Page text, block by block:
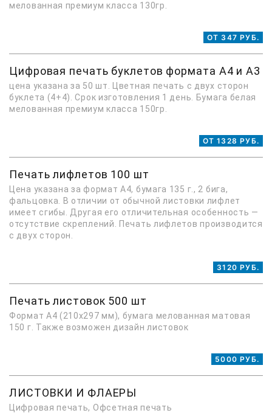
мелованная премиум класса 130гр.
ОТ 347 РУБ.
Цифровая печать буклетов формата А4 и А3
цена указана за 50 шт. Цветная печать с двух сторон
буклета (4+4). Срок изготовления 1 день. Бумага белая
мелованная премиум класса 150гр.
ОТ 1328 РУБ.
Печать лифлетов 100 шт
Цена указана за формат А4, бумага 135 г., 2 бига,
фальцовка. В отличии от обычной листовки лифлет
имеет сгибы. Другая его отличительная особенность —
отсутствие скреплений. Печать лифлетов производится
с двух сторон.
3120 РУБ.
Печать листовок 500 шт
Формат А4 (210х297 мм), бумага мелованная матовая
150 г. Также возможен дизайн листовок
5000 РУБ.
ЛИСТОВКИ И ФЛАЕРЫ
Цифровая печать, Офсетная печать